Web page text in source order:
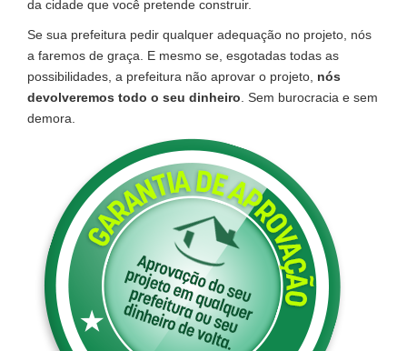
da cidade que você pretende construir.
Se sua prefeitura pedir qualquer adequação no projeto, nós
a faremos de graça. E mesmo se, esgotadas todas as
possibilidades, a prefeitura não aprovar o projeto, nós
devolveremos todo o seu dinheiro . Sem burocracia e sem
demora.